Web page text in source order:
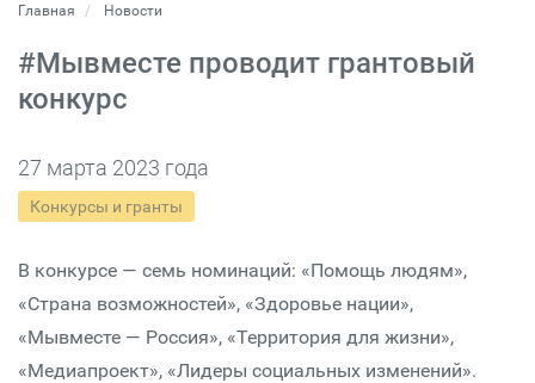
Главная Новости
#Мывместе проводит грантовый
конкурс
27 марта 2023 года
Конкурсы и гранты
В конкурсе — семь номинаций: «Помощь людям»,
«Страна возможностей», «Здоровье нации»,
«Мывместе — Россия», «Территория для жизни»,
«Медиапроект», «Лидеры социальных изменений».